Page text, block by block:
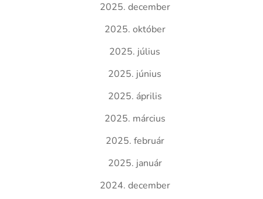
2025. december
2025. október
2025. július
2025. június
2025. április
2025. március
2025. február
2025. január
2024. december